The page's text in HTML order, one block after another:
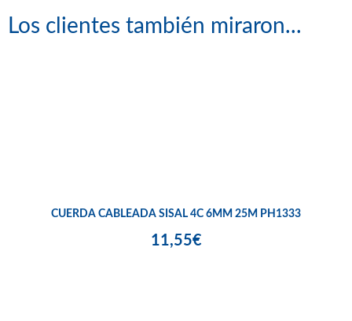
Los clientes también miraron...
CUERDA CABLEADA SISAL 4C 6MM 25M PH1333
11,55€